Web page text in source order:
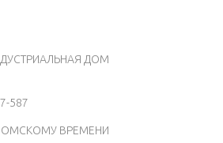
ДОМ
587
ОМСКОМУ ВРЕМЕНИ